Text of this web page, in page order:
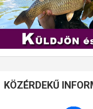
KÖZÉRDEKŰ